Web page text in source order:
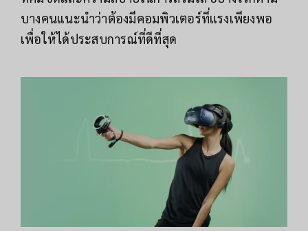
บางคนแนะนำว่าต้องมีคอมพิวเตอร์ที่แรงเพียงพอ
เพื่อให้ได้ประสบการณ์ที่ดีที่สุด